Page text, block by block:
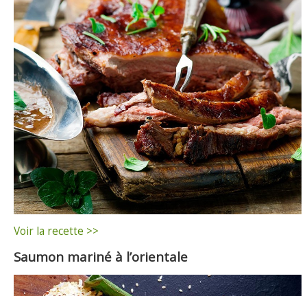
Voir la recette >>
Saumon mariné à l’orientale